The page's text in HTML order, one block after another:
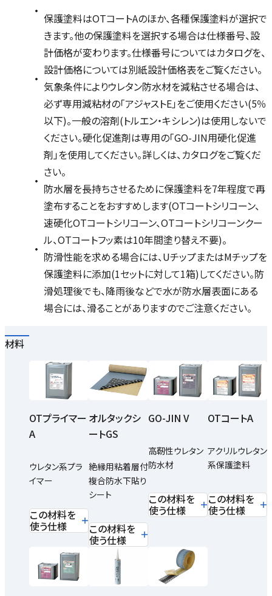
保護塗料はOTコートAのほか、各種保護塗料が選択で
きます。他の保護塗料を選択する場合は仕様番号、設
計価格が変わります。仕様番号についてはカタログを、
設計価格については別紙設計価格表をご覧ください。
気象条件によりウレタン防水材を減粘させる場合は、
必ず専用減粘材の「アジャストE」をご使用ください(5％
以下)。一般の溶剤(トルエン・キシレン)は使用しないで
ください。硬化促進剤は専用の「GO-JIN用硬化促進
剤」を使用してください。詳しくは、カタログをご覧くだ
さい。
防水層を長持ちさせるために保護塗料を7年程度で再
塗布することをおすすめします(OTコートシリコーン、
速硬化OTコートシリコーン、OTコートシリコーンクー
ル、OTコートフッ素は10年間塗り替え不要)。
防滑性能を求める場合には、UチップまたはMチップを
保護塗料に添加(1セットに対して1箱)してください。防
滑処理後でも、降雨後などで水が防水層表面にある
場合には、滑ることがありますのでご注意ください。
材料
OTプライマー
A
ウレタン系プラ
イマー
この材料を
使う仕様
オルタックシ
ートGS
絶縁用粘着層付
複合防水下貼り
シート
この材料を
使う仕様
GO-JIN V
高靭性ウレタン
防水材
この材料を
使う仕様
OTコートA
アクリルウレタン
系保護塗料
この材料を
使う仕様